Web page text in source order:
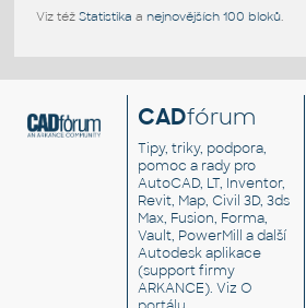
Viz též Statistika a nejnovějších 100 bloků.
CADfórum
Tipy, triky, podpora,
pomoc a rady pro
AutoCAD, LT, Inventor,
Revit, Map, Civil 3D, 3ds
Max, Fusion, Forma,
Vault, PowerMill a další
Autodesk aplikace
(support firmy
ARKANCE). VizO